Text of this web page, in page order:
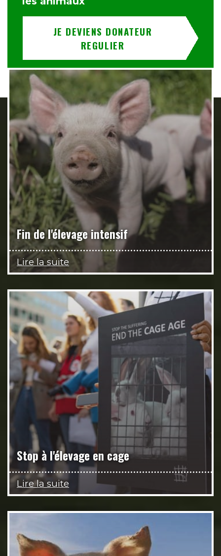
JE DEVIENS DONATEUR
REGULIER
Fin de l'élevage intensif
Lire la suite
Stop à l'élevage en cage
Lire la suite